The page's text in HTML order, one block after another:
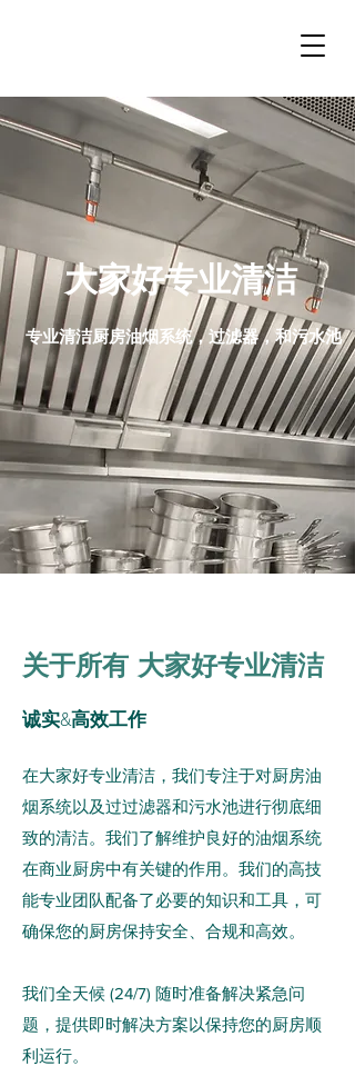
大家好专业清洁
专业清洁厨房油烟系统，过滤器，和污水池
关于所有 大家好专业清洁
诚实&高效工作
在大家好专业清洁，我们专注于对厨房油
烟系统以及过过滤器和污水池进行彻底细
致的清洁。我们了解维护良好的油烟系统
在商业厨房中有关键的作用。我们的高技
能专业团队配备了必要的知识和工具，可
确保您的厨房保持安全、合规和高效。
我们全天候 (24/7) 随时准备解决紧急问
题，提供即时解决方案以保持您的厨房顺
利运行。